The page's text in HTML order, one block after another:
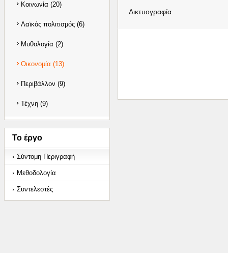
Κοινωνία (20)
Λαϊκός πολιτισμός (6)
Μυθολογία (2)
Οικονομία (13)
Περιβάλλον (9)
Τέχνη (9)
Το έργο
Σύντομη Περιγραφή
Μεθοδολογία
Συντελεστές
Δικτυογραφία